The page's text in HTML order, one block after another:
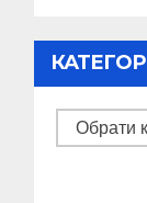
Категорії